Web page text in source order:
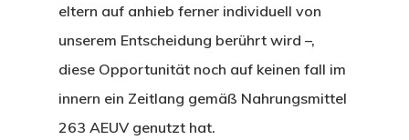
eltern auf anhieb ferner individuell von
unserem Entscheidung berührt wird –,
diese Opportunität noch auf keinen fall im
innern ein Zeitlang gemäß Nahrungsmittel
263 AEUV genutzt hat.